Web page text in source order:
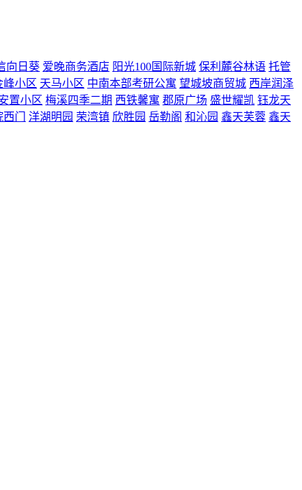
向日葵 爱晚商务酒店 阳光100国际新城 保利麓谷林语 托管
峰小区 天马小区 中南本部考研公寓 望城坡商贸城 西岸润泽
置小区 梅溪四季二期 西铁馨寓 郡原广场 盛世耀凯 钰龙天
门 洋湖明园 荣湾镇 欣胜园 岳勒阁 和沁园 鑫天芙蓉 鑫天